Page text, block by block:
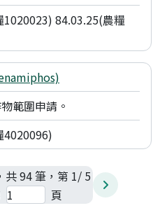
84.03.25(農糧
範圍申請。
4020096)
共 94 筆，第 1/ 5
頁